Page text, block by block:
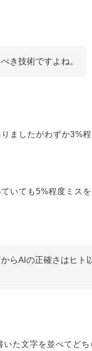
き技術ですよね。
ましたがわずか3%程
いても5%程度ミスを
らAIの正確さはヒト
いた文字を並べてど